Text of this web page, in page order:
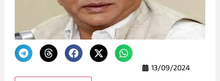
13/09/2024